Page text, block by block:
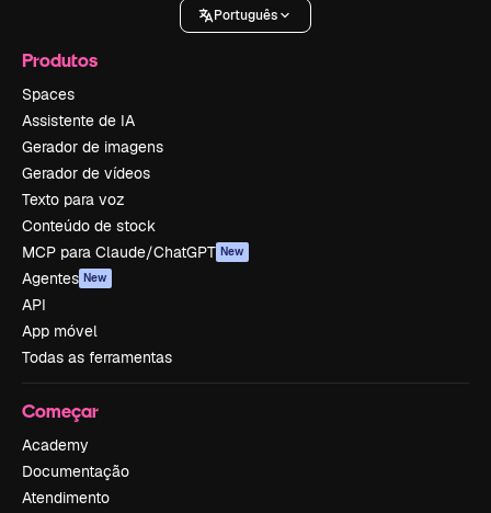
Português
Produtos
Spaces
Assistente de IA
Gerador de imagens
Gerador de vídeos
Texto para voz
Conteúdo de stock
MCP para Claude/ChatGPT New
Agentes New
API
App móvel
Todas as ferramentas
Começar
Academy
Documentação
Atendimento